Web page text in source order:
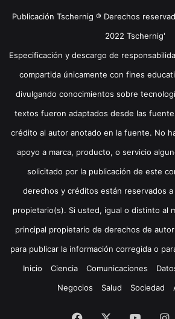
Publicación Tschernig ® Derechos
2022 Tschernig'
Especificación y descargo de
compartida únicamente con fines
divulgando conocimientos sobre
textos fueron adaptados desde las
crédito al autor anotado en la fuente. No
apoyo a marca, producto, o servicio
solicitado por la publicación de este
derechos y créditos están reservados
propietario(s). Si usted, igual o distinto al
principal propietario de derechos de
para publicar la información corregida o
Inicio
Ciencia Comunicaciones
Negocios
Salud Sociedad